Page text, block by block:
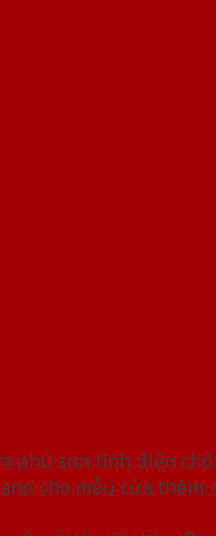
phủ sơn tĩnh điện
cho mẫu cửa